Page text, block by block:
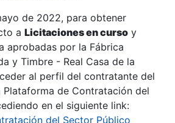
de 2022, para obtener
a Licitaciones en curso y
aprobadas por la Fábrica
y Timbre - Real Casa de la
al perfil del contratante del
Plataforma de Contratación del
en el siguiente link:
del Sector Público